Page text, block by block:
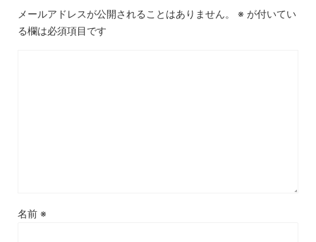
メールアドレスが公開されることはありません。 ※ が付いてい
る欄は必須項目です
名前 ※